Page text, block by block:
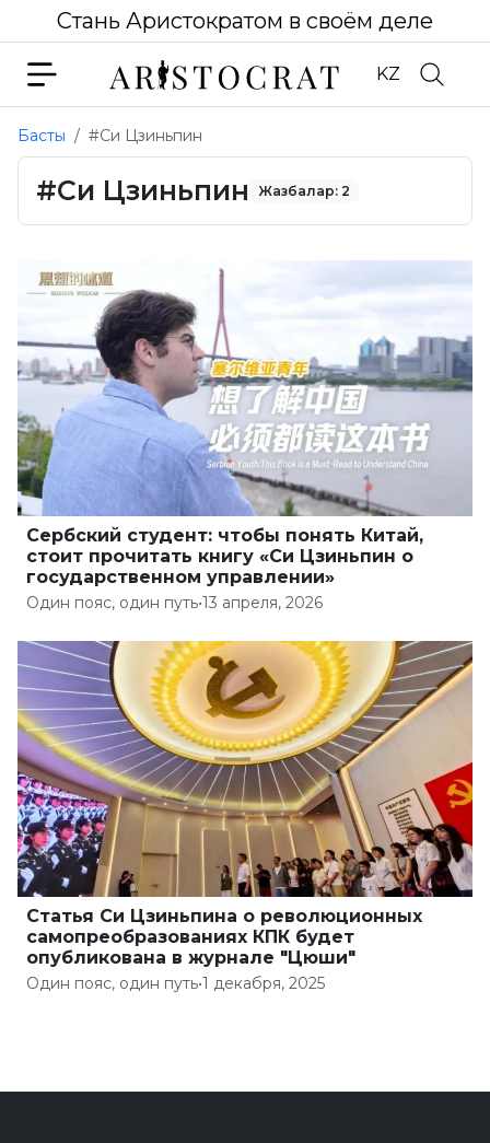
Стань Аристократом в своём деле
KZ
Басты #Си Цзиньпин
#Си Цзиньпин Жазбалар: 2
Сербский студент: чтобы понять Китай,
стоит прочитать книгу «Си Цзиньпин о
государственном управлении»
Один пояс, один путь•13 апреля, 2026
Статья Си Цзиньпина о революционных
самопреобразованиях КПК будет
опубликована в журнале "Цюши"
Один пояс, один путь•1 декабря, 2025